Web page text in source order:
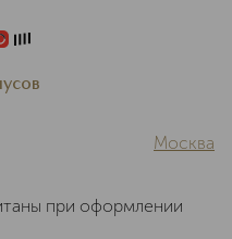
Москва
при оформлении